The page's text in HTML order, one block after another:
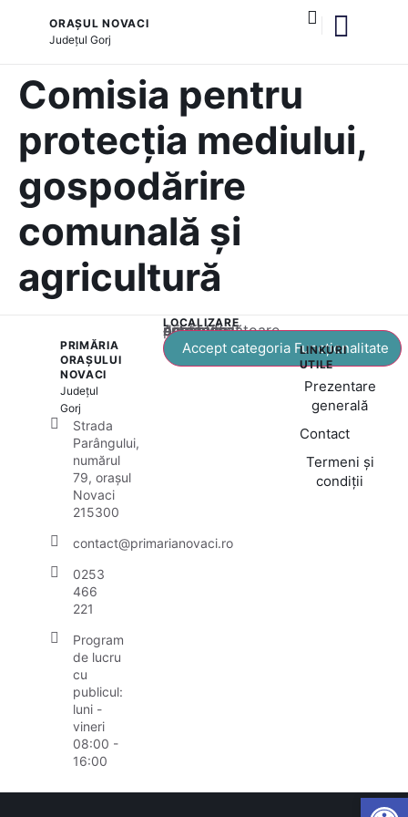
ORAȘUL NOVACI
JudețulGorj
Comisia pentru
protecția mediului,
gospodărire
comunală și
agricultură
PRIMĂRIA
ORAȘULUI
NOVACI
Județul
Gorj
Strada
Parângului,
numărul
79, orașul
Novaci
215300
contact@primarianovaci.ro
0253
466
221
Program
de lucru
cu
publicul:
luni -
vineri
08:00 -
16:00
LOCALIZARE
Acest conținut este blocat până când acceptați categoria corespunzătoare de cookie-uri.
Accept categoria Funcționalitate
LINKURI
UTILE
Prezentare
generală
Contact
Termeni și
condiții